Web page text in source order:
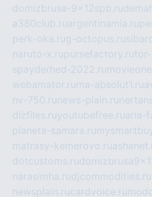
domizbrusa-9x12spb.ru
a380club.ruargentinamia.ru
perk-oka.rug-octopus.ru
naruto-x.rupursefactory.ru
spayderhed-2022.ru
webamator.ru ma-absolut1.ru
nv-750.ru news-plain.ru
dizfiles.ruyoutubefree.ruaria-
planeta-samara.ru
matrasy-kemerovo.ru
dotcustoms.ru
narasimha.rudjcommodities.ru
newsplain.rucardvoice.ru